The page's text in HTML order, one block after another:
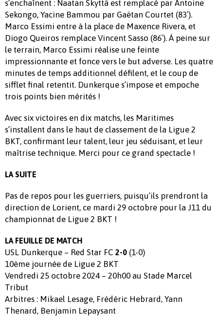
s’enchaînent : Naatan Skyttä est remplacé par Antoine
Sekongo, Yacine Bammou par Gaëtan Courtet (83′).
Marco Essimi entre à la place de Maxence Rivera, et
Diogo Queiros remplace Vincent Sasso (86′). À peine sur
le terrain, Marco Essimi réalise une feinte
impressionnante et fonce vers le but adverse. Les quatre
minutes de temps additionnel défilent, et le coup de
sifflet final retentit. Dunkerque s’impose et empoche
trois points bien mérités !
Avec six victoires en dix matchs, les Maritimes
s’installent dans le haut de classement de la Ligue 2
BKT, confirmant leur talent, leur jeu séduisant, et leur
maîtrise technique. Merci pour ce grand spectacle !
LA SUITE
Pas de repos pour les guerriers, puisqu’ils prendront la
direction de Lorient, ce mardi 29 octobre pour la J11 du
championnat de Ligue 2 BKT !
LA FEUILLE DE MATCH
USL Dunkerque – Red Star FC 2-0 (1-0)
10ème journée de Ligue 2 BKT
Vendredi 25 octobre 2024 – 20h00 au Stade Marcel
Tribut
Arbitres : Mikael Lesage, Frédéric Hebrard, Yann
Thenard, Benjamin Lepaysant